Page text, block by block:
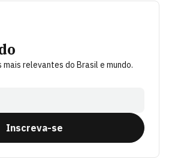
relevantes do Brasil e mundo.
Inscreva-se